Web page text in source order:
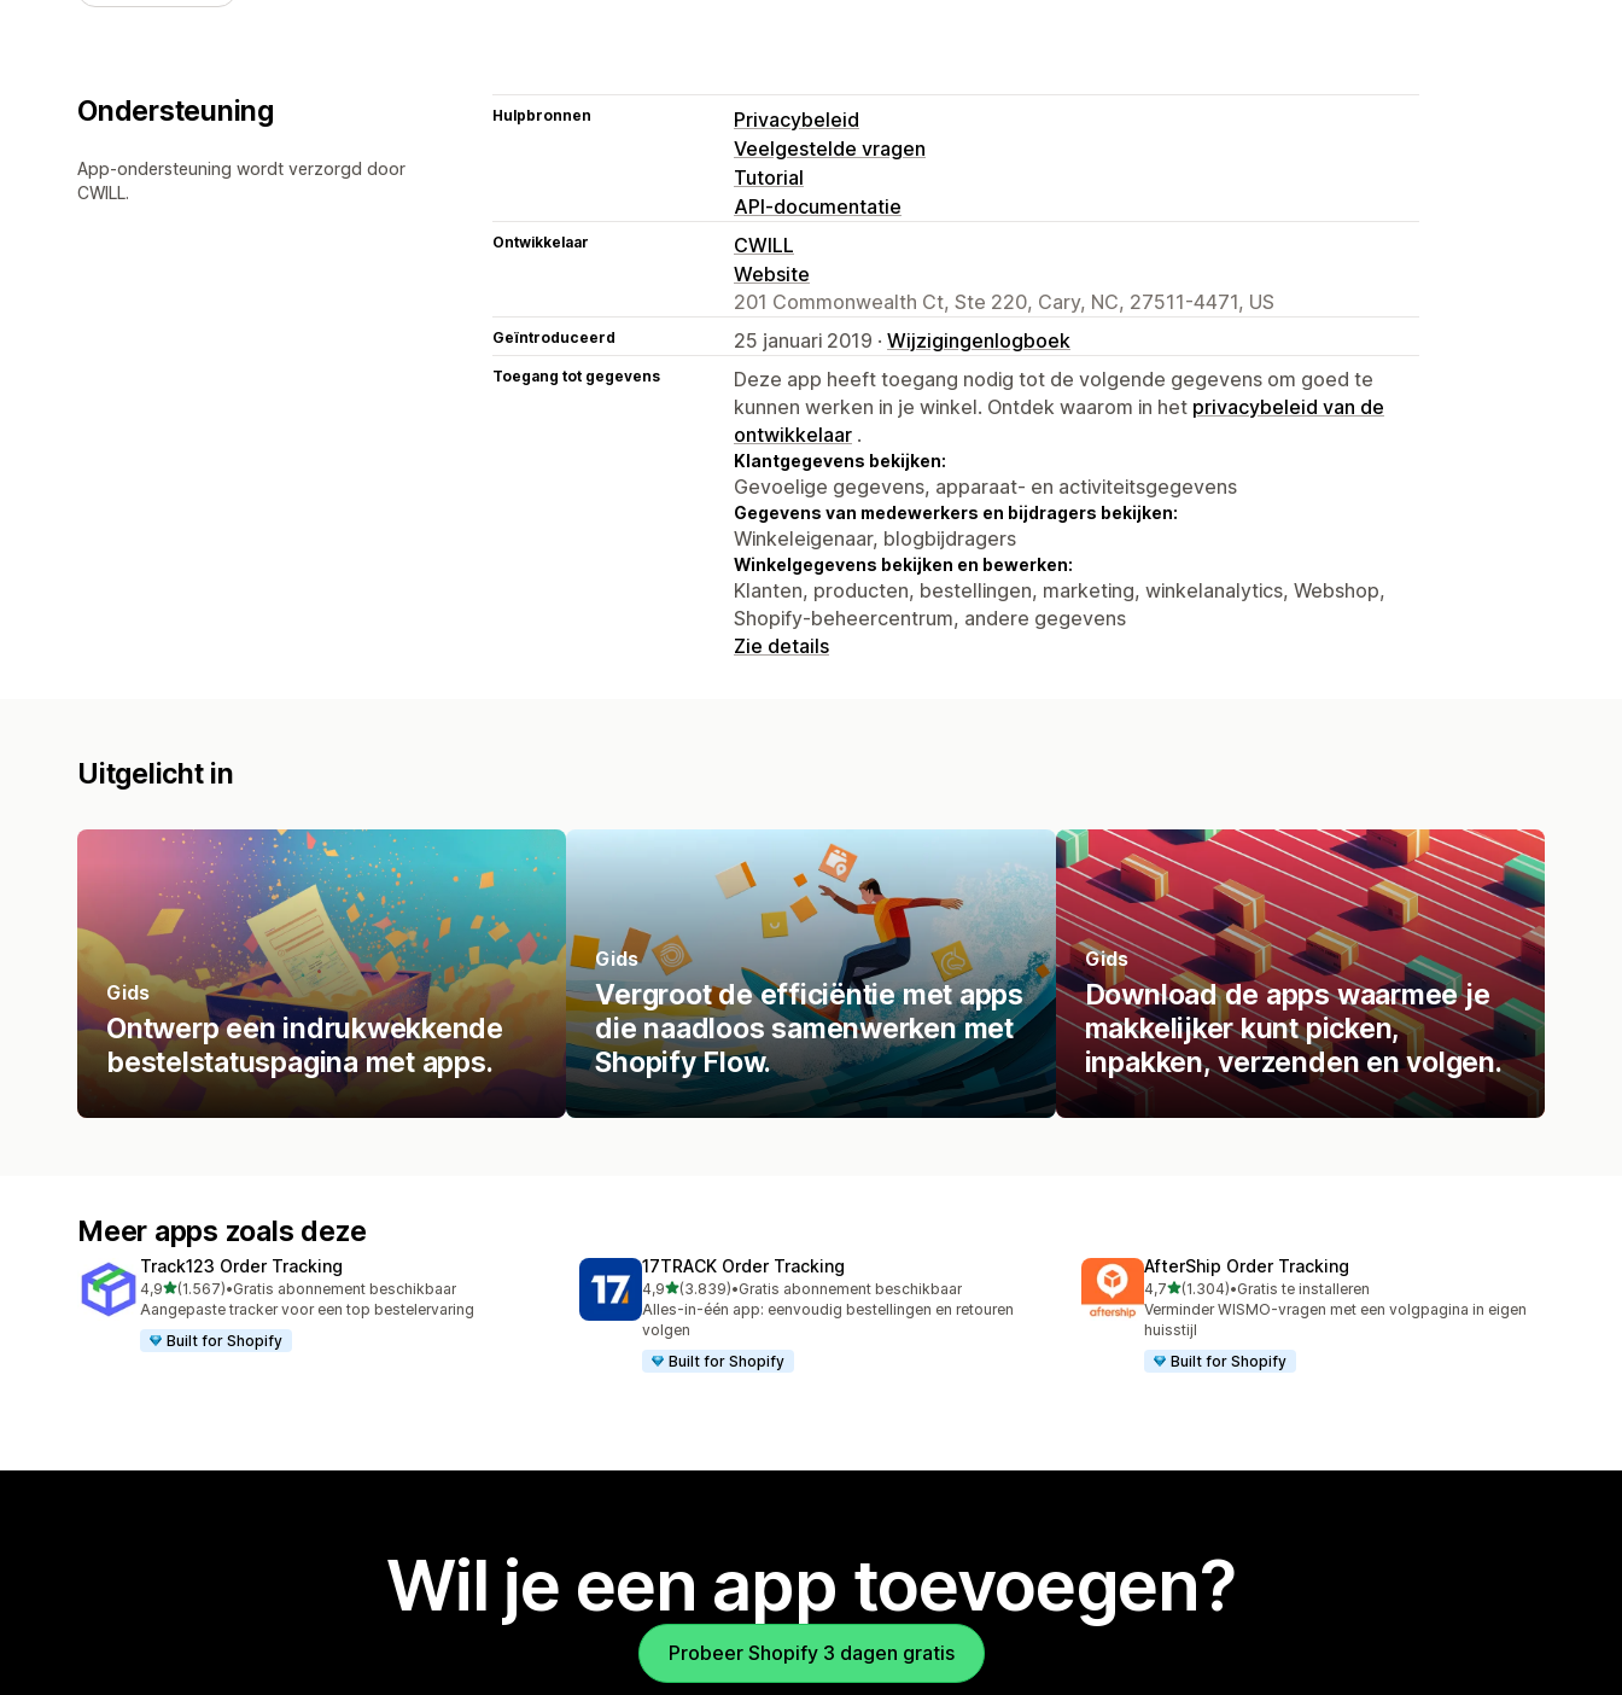
Ondersteuning
App-ondersteuning wordt verzorgd door
CWILL.
Hulpbronnen
Privacybeleid
Veelgestelde vragen
Tutorial
API-documentatie
Ontwikkelaar
CWILL
Website
201 Commonwealth Ct, Ste 220, Cary, NC, 27511-4471, US
Geïntroduceerd 25 januari 2019 · Wijzigingenlogboek
Toegang tot gegevens
Deze app heeft toegang nodig tot de volgende gegevens om goed te
kunnen werken in je winkel. Ontdek waarom in het privacybeleid van de
ontwikkelaar .
Klantgegevens bekijken:
Gevoelige gegevens, apparaat- en activiteitsgegevens
Gegevens van medewerkers en bijdragers bekijken:
Winkeleigenaar, blogbijdragers
Winkelgegevens bekijken en bewerken:
Klanten, producten, bestellingen, marketing, winkelanalytics, Webshop,
Shopify-beheercentrum, andere gegevens
Zie details
Uitgelicht in
Gids
Ontwerp een indrukwekkende
bestelstatuspagina met apps.
Gids
Vergroot de efficiëntie met apps
die naadloos samenwerken met
Shopify Flow.
Gids
Download de apps waarmee je
makkelijker kunt picken,
inpakken, verzenden en volgen.
Meer apps zoals deze
Track123 Order Tracking
4,9van 5 sterren
(1.567)
1567 recensies in totaal
•Gratis abonnement beschikbaar
Aangepaste tracker voor een top bestelervaring
Built for Shopify
17TRACK Order Tracking
4,9van 5 sterren
(3.839)
3839 recensies in totaal
•Gratis abonnement beschikbaar
Alles-in-één app: eenvoudig bestellingen en retouren
volgen
Built for Shopify
AfterShip Order Tracking
4,7van 5 sterren
(1.304)
1304 recensies in totaal
•Gratis te installeren
Verminder WISMO-vragen met een volgpagina in eigen
huisstijl
Built for Shopify
Wil je een app toevoegen?
Probeer Shopify 3 dagen gratis